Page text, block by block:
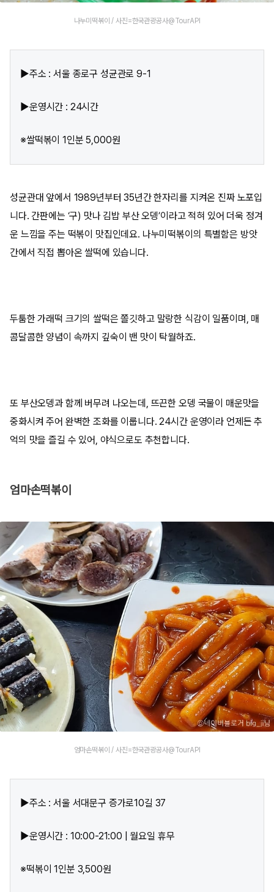
나누미떡볶이 / 사진=한국관광공사@TourAPI
▶주소 : 서울 종로구 성균관로 9-1
▶운영시간 : 24시간
※쌀떡볶이 1인분 5,000원
성균관대 앞에서 1989년부터 35년간 한자리를 지켜온 진짜 노포입
니다. 간판에는 ‘구) 맛나 김밥 부산 오뎅’이라고 적혀 있어 더욱 정겨
운 느낌을 주는 떡볶이 맛집인데요. 나누미떡볶이의 특별함은 방앗
간에서 직접 뽑아온 쌀떡에 있습니다.
두툼한 가래떡 크기의 쌀떡은 쫄깃하고 말랑한 식감이 일품이며, 매
콤달콤한 양념이 속까지 깊숙이 밴 맛이 탁월하죠.
또 부산오뎅과 함께 버무려 나오는데, 뜨끈한 오뎅 국물이 매운맛을
중화시켜 주어 완벽한 조화를 이룹니다. 24시간 운영이라 언제든 추
억의 맛을 즐길 수 있어, 야식으로도 추천합니다.
엄마손떡볶이
엄마손떡볶이 / 사진=한국관광공사@TourAPI
▶주소 : 서울 서대문구 증가로10길 37
▶운영시간 : 10:00-21:00 | 월요일 휴무
※떡볶이 1인분 3,500원